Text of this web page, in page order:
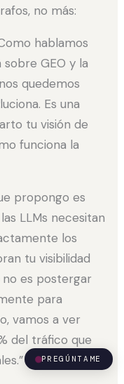
no más:
hablamos
GEO y la
quedemos
Es una
tu visión de
funciona la
propongo es
LLMs necesitan
los
tu visibilidad
no es postergar
para
vamos a ver
del tráfico que
PREGÚNTAME